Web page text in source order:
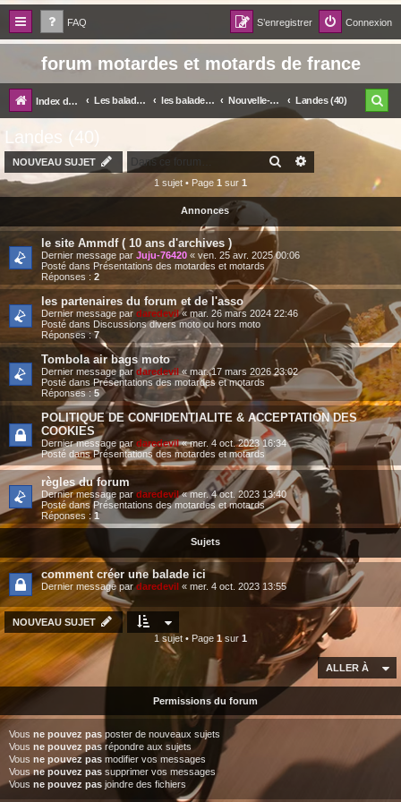
FAQ Connexion
S’enregistrer
forum motardes et motards de france
Index du forum Les balades par régions et départements les balades dans votre coin Nouvelle-Aquitaine Landes (40)
c
e
e
r
Landes (40)
NOUVEAU SUJET RECHERCHER
1 sujet • Page 1 sur 1
Annonces
le site Ammdf ( 10 ans d'archives )
Dernier message par Juju-76420 « ven. 25 avr. 2025 00:06
Posté dans Présentations des motardes et motards
Réponses : 2
les partenaires du forum et de l'asso
Dernier message par daredevil« mar. 26 mars 2024 22:46
Posté dans Discussions divers moto ou hors moto
Réponses :7
Tombola air bags moto
Dernier message par daredevil« mar. 17 mars 2026 23:02
Posté dansPrésentations des motardes et motards
Réponses :5
POLITIQUE DE CONFIDENTIALITE & ACCEPTATION DES
COOKIES
Dernier message par daredevil«mer. 4 oct. 2023 16:34
Posté dansPrésentations des motardes et motards
règles du forum
Dernier message par daredevil«mer. 4 oct. 2023 13:40
Posté dansPrésentations des motardes et motards
Réponses :1
Sujets
comment créer une balade ici
Dernier message pardaredevil « mer. 4 oct. 2023 13:55
NOUVEAU SUJET
1 sujet • Page 1sur 1
ALLER À
Permissions du forum
Vous ne pouvez pas poster de nouveaux sujets
Vous ne pouvez pasrépondre aux sujets
Vous ne pouvez pas modifier vos messages
Vous ne pouvez pas supprimer vos messages
Vous ne pouvez pas joindre des fichiers